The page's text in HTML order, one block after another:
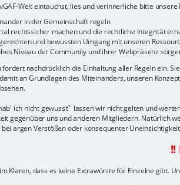
Welt eintauchst, lies und verinnerliche bitte unsere
in der Gemeinschaft regeln
rechtssicher machen und die rechtliche Integrität
und bewussten Umgang mit unseren
Niveau der Community und ihrer Webpräsenz
fordert nachdrücklich die Einhaltung aller Regeln ein.
an Grundlagen des Miteinanders, unseren
ich nicht gewusst!" lassen wir nicht gelten und
gegenüber uns und anderen Mitgliedern. Natürlich
argen Verstößen oder konsequenter
!!
Klaren, dass es keine Extrawürste für Einzelne gibt.